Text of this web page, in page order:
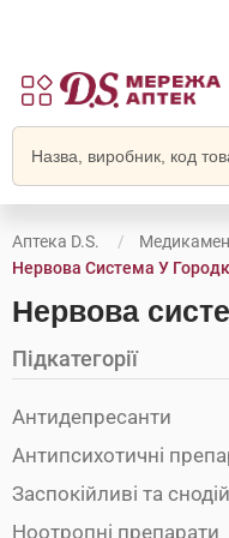
Аптека D.S.
Нервова Система У
Нервова
Підкатегорії
Антидепресанти
Антипсихотичні
Заспокійливі та
Ноотропні препарати